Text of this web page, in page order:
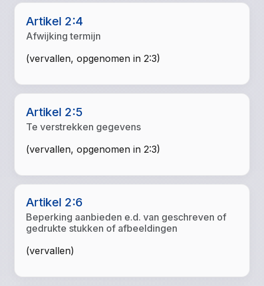
Artikel 2:4
Afwijking termijn
(vervallen, opgenomen in 2:3)
Artikel 2:5
Te verstrekken gegevens
(vervallen, opgenomen in 2:3)
Artikel 2:6
Beperking aanbieden e.d. van geschreven of
gedrukte stukken of afbeeldingen
(vervallen)